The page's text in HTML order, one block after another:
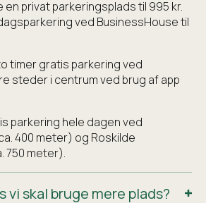
en privat parkeringsplads til 995 kr.
ved BusinessHouse til
timer gratis parkering ved
steder i centrum ved brug af app
parkering hele dagen ved
400 meter) og Roskilde
750 meter).
vi skal bruge mere plads?